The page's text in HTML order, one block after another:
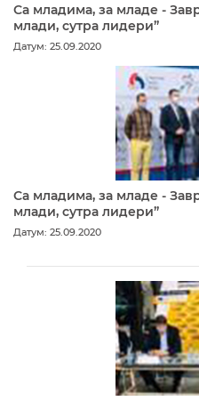
Са младима, за младе -
млади, сутра лидери”
Датум: 25.09.2020
Са младима, за младе -
млади, сутра лидери”
Датум: 25.09.2020